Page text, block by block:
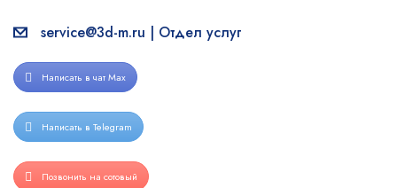
service@3d-m.ru | Отдел услуг
Написать в чат Max
Написать в Telegram
Позвонить на сотовый